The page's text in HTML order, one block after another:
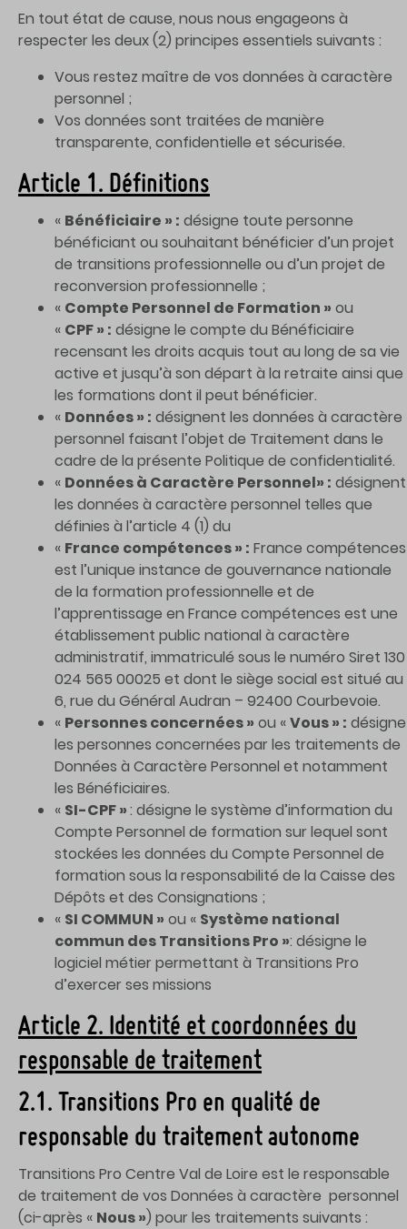
En tout état de cause, nous nous engageons à
respecter les deux (2) principes essentiels suivants :
Vous restez maître de vos données à caractère
personnel ;
Vos données sont traitées de manière
transparente, confidentielle et sécurisée.
Article 1. Définitions
« Bénéficiaire » : désigne toute personne
bénéficiant ou souhaitant bénéficier d’un projet
de transitions professionnelle ou d’un projet de
reconversion professionnelle ;
« Compte Personnel de Formation » ou
« CPF » : désigne le compte du Bénéficiaire
recensant les droits acquis tout au long de sa vie
active et jusqu’à son départ à la retraite ainsi que
les formations dont il peut bénéficier.
« Données » : désignent les données à caractère
personnel faisant l’objet de Traitement dans le
cadre de la présente Politique de confidentialité.
« Données à Caractère Personnel» : désignent
les données à caractère personnel telles que
définies à l’article 4 (1) du
« France compétences » : France compétences
est l’unique instance de gouvernance nationale
de la formation professionnelle et de
l’apprentissage en France compétences est une
établissement public national à caractère
administratif, immatriculé sous le numéro Siret 130
024 565 00025 et dont le siège social est situé au
6, rue du Général Audran – 92400 Courbevoie.
« Personnes concernées » ou «Vous » : désigne
les personnes concernées par les traitements de
Données à Caractère Personnel et notamment
les Bénéficiaires.
« SI-CPF »: désigne le système d’information du
Compte Personnel de formation sur lequel sont
stockées les données du Compte Personnel de
formation sous la responsabilité de la Caisse des
Dépôts et des Consignations ;
« SI COMMUN » ou « Système national
commun des Transitions Pro »: désigne le
logiciel métier permettant à Transitions Pro
d’exercer ses missions
Article 2. Identité et coordonnées du
responsable de traitement
2.1. Transitions Pro en qualité de
responsable du traitement autonome
Transitions Pro Centre Val de Loire est le responsable
de traitement de vos Données à caractère personnel
(ci-après « Nous») pour les traitements suivants :